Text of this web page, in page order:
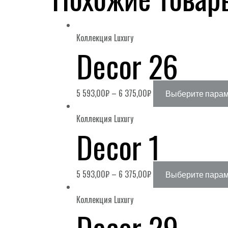
Коллекция Luxury
Decor 26
5 593,00₽ – 6 375,00₽ Выберите
Коллекция Luxury
Decor 1
5 593,00₽ – 6 375,00₽ Выберите
Коллекция Luxury